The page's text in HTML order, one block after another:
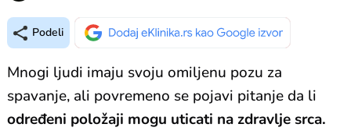
Podeli
Mnogi ljudi imaju svoju omiljenu pozu za
spavanje, ali povremeno se pojavi pitanje da li
određeni položaji mogu uticati na zdravlje srca.